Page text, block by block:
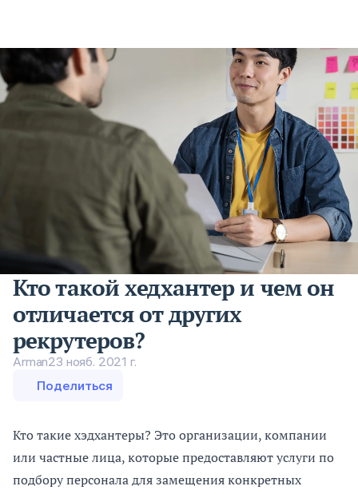
Кто такой хедхантер и чем он
отличается от других
рекрутеров?
Arman23 нояб. 2021 г.
Поделиться
Кто такие хэдхантеры? Это организации, компании
или частные лица, которые предоставляют услуги по
подбору персонала для замещения конкретных